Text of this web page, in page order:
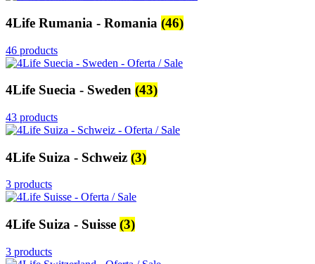
4Life Rumania - Romania (46)
46 products
4Life Suecia - Sweden (43)
43 products
4Life Suiza - Schweiz (3)
3 products
4Life Suiza - Suisse (3)
3 products